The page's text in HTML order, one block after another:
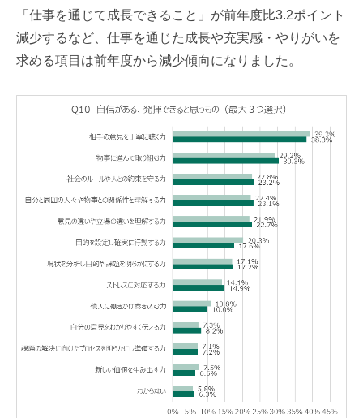
「仕事を通じて成長できること」が前年度比3.2ポイント
減少するなど、仕事を通じた成長や充実感・やりがいを
求める項目は前年度から減少傾向になりました。